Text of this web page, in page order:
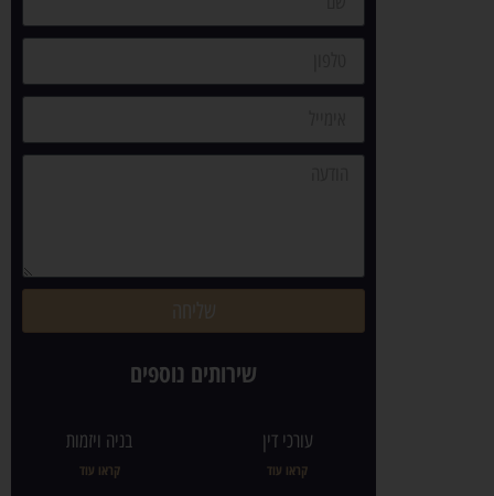
שירותים נוספים
עורכי דין
קראו עוד
בניה ויזמות
קראו עוד